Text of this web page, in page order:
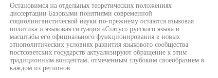
Остановимся на отдельных теоретических положениях
диссертации Базовыми понятиями современной
социолингвистической науки по-прежнему остаются языковая
политика и языковая ситуация «Статус» русского языка и
масштабы его официального функционирования в новых
этнополитических условиях развития языкового сообщества
постсоветских государств актуализируют обращение к этим
традиционным концептам, отмеченным глубоким своеобразием в
каждом из регионов